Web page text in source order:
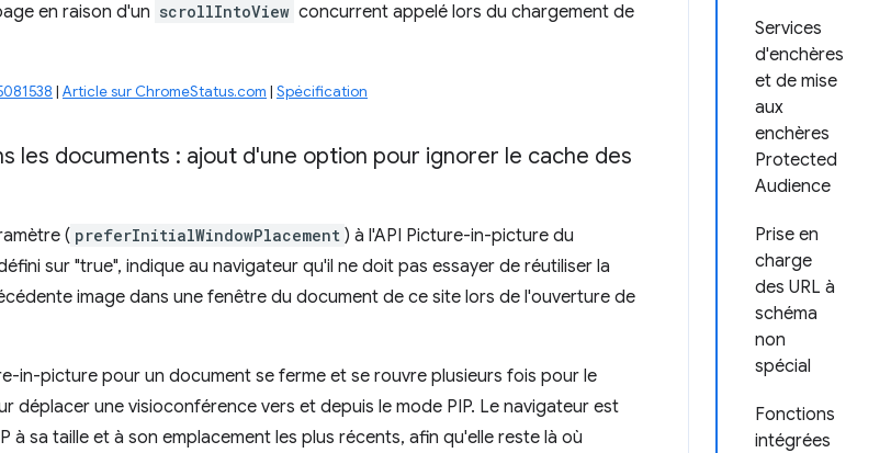
Services
d'enchères
et de mise
aux
enchères
Protected
Audience
Prise en
charge
des URL à
schéma
non
spécial
Fonctions
intégrées
en raison d'un scrollIntoView concurrent appelé lors du chargement de
| Article sur ChromeStatus.com | Spécification
les documents : ajout d'une option pour ignorer le cache des
( preferInitialWindowPlacement ) à l'API Picture-in-picture du
sur "true", indique au navigateur qu'il ne doit pas essayer de réutiliser la
image dans une fenêtre du document de ce site lors de l'ouverture de
in-picture pour un document se ferme et se rouvre plusieurs fois pour le
déplacer une visioconférence vers et depuis le mode PIP. Le navigateur est
à sa taille et à son emplacement les plus récents, afin qu'elle reste là où